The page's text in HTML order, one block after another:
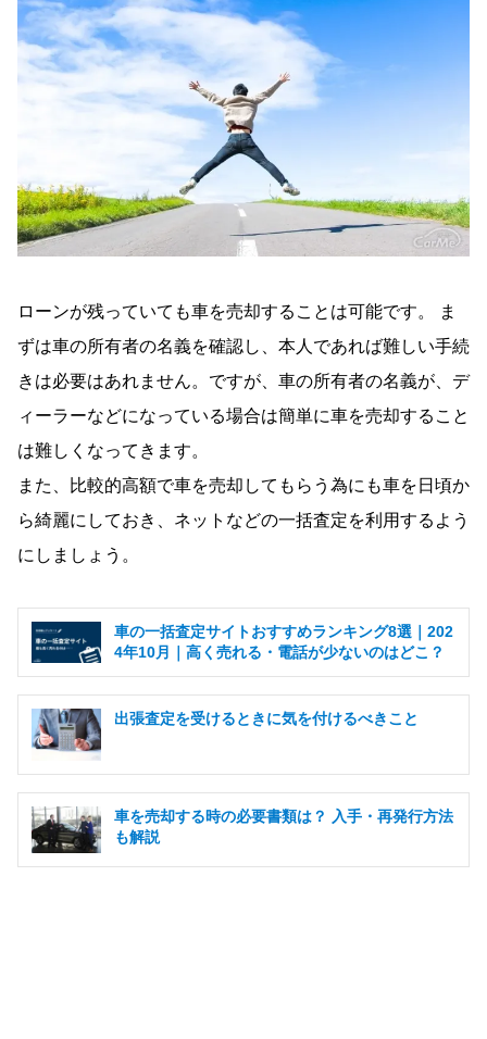
ローンが残っていても車を売却することは可能です。 ま
ずは車の所有者の名義を確認し、本人であれば難しい手続
きは必要はあれません。ですが、車の所有者の名義が、デ
ィーラーなどになっている場合は簡単に車を売却すること
は難しくなってきます。
また、比較的高額で車を売却してもらう為にも車を日頃か
ら綺麗にしておき、ネットなどの一括査定を利用するよう
にしましょう。
車の一括査定サイトおすすめランキング8選｜202
4年10月｜高く売れる・電話が少ないのはどこ？
出張査定を受けるときに気を付けるべきこと
車を売却する時の必要書類は？ 入手・再発行方法
も解説